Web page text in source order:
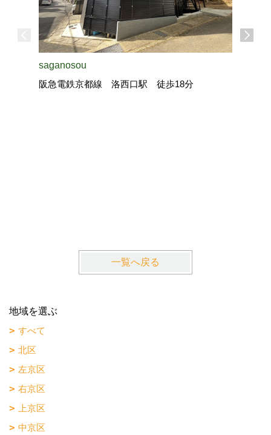
saganosou
阪急電鉄京都線 洛西口駅 徒歩18分
一覧へ戻る
地域を選ぶ
すべて
北区
左京区
右京区
上京区
中京区